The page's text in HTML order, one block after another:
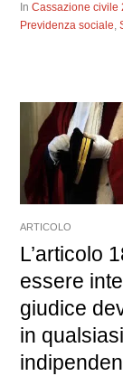
InCassazione civile
Previdenza sociale,
ARTICOLO
L’articolo
essere
giudice
in